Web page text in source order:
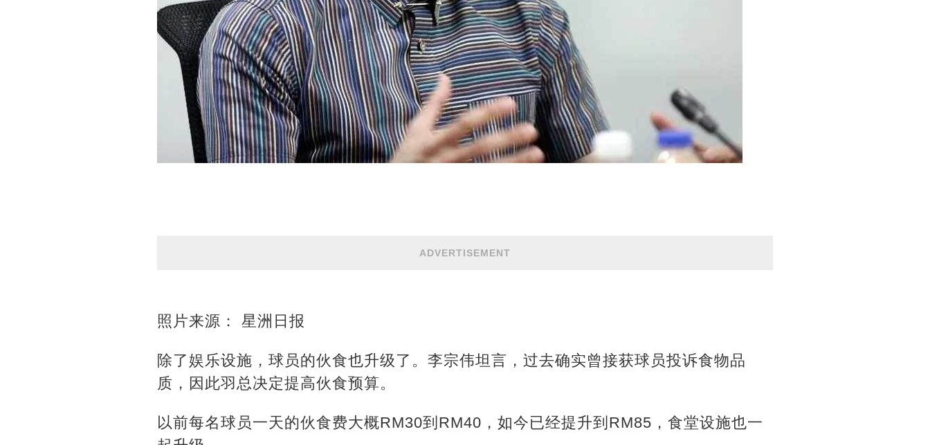
ADVERTISEMENT
照片来源： 星洲日报
除了娱乐设施，球员的伙食也升级了。李宗伟坦言，过去确实曾接获球员投诉食物品
质，因此羽总决定提高伙食预算。
以前每名球员一天的伙食费大概RM30到RM40，如今已经提升到RM85，食堂设施也一